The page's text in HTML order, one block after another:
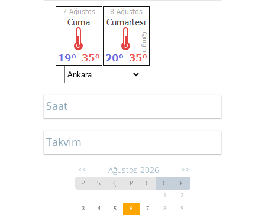
Saat
Takvim
<< Ağustos 2026 >>
P S Ç P C C P
1
2
3
4 5 6 7 8 9